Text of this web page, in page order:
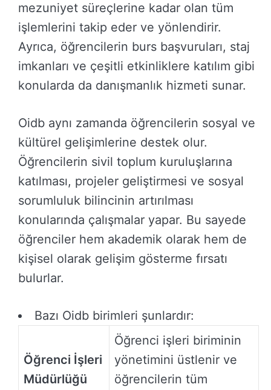
mezuniyet süreçlerine kadar olan tüm
işlemlerini takip eder ve yönlendirir.
Ayrıca, öğrencilerin burs başvuruları, staj
imkanları ve çeşitli etkinliklere katılım gibi
konularda da danışmanlık hizmeti sunar.
Oidb aynı zamanda öğrencilerin sosyal ve
kültürel gelişimlerine destek olur.
Öğrencilerin sivil toplum kuruluşlarına
katılması, projeler geliştirmesi ve sosyal
sorumluluk bilincinin artırılması
konularında çalışmalar yapar. Bu sayede
öğrenciler hem akademik olarak hem de
kişisel olarak gelişim gösterme fırsatı
bulurlar.
Bazı Oidb birimleri şunlardır:
Öğrenci İşleri
Müdürlüğü
Öğrenci işleri biriminin
yönetimini üstlenir ve
öğrencilerin tüm